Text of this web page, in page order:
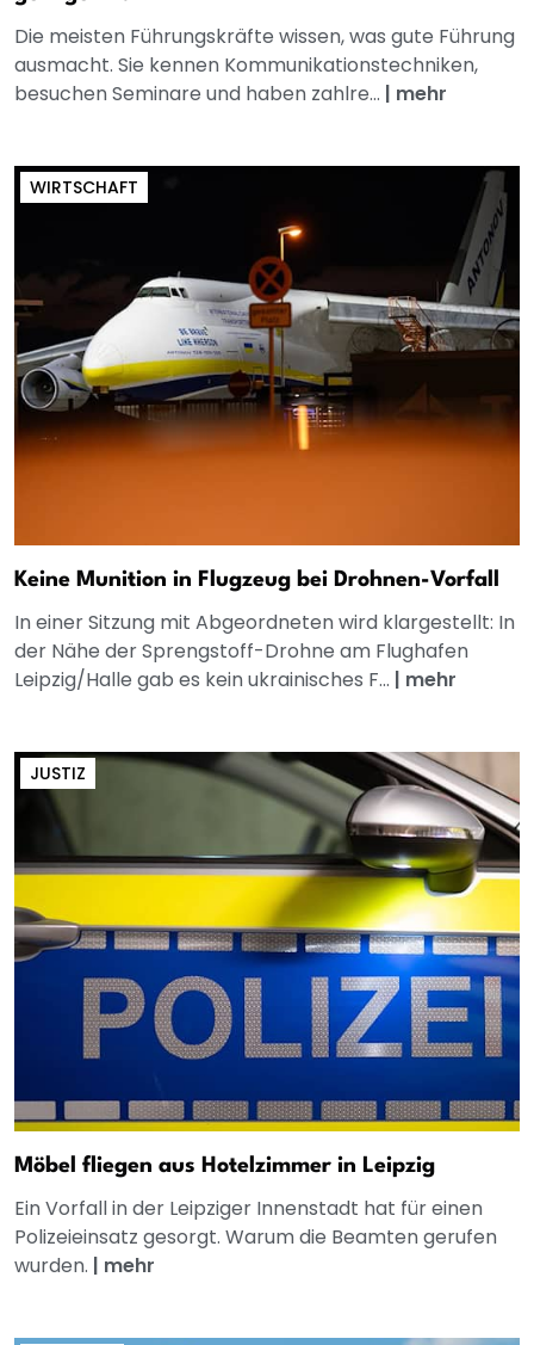
Die meisten Führungskräfte wissen, was gute Führung
ausmacht. Sie kennen Kommunikationstechniken,
besuchen Seminare und haben zahlre... | mehr
WIRTSCHAFT
Keine Munition in Flugzeug bei Drohnen-Vorfall
In einer Sitzung mit Abgeordneten wird klargestellt: In
der Nähe der Sprengstoff-Drohne am Flughafen
Leipzig/Halle gab es kein ukrainisches F... | mehr
JUSTIZ
Möbel fliegen aus Hotelzimmer in Leipzig
Ein Vorfall in der Leipziger Innenstadt hat für einen
Polizeieinsatz gesorgt. Warum die Beamten gerufen
wurden. | mehr